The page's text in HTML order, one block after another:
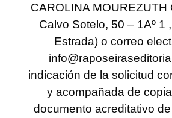
CAROLINA MOUREZUTH
Calvo Sotelo, 50 – 1Aº 1
Estrada) o correo
indicación de la solicitud
y acompañada de
documento acreditativo